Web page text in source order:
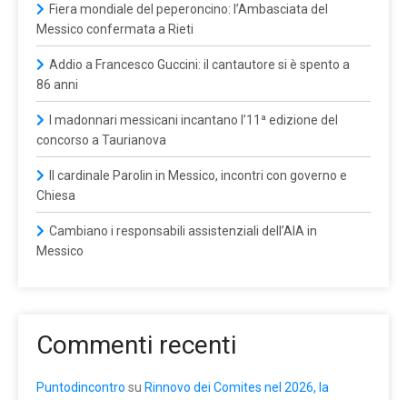
Fiera mondiale del peperoncino: l’Ambasciata del
Messico confermata a Rieti
Addio a Francesco Guccini: il cantautore si è spento a
86 anni
I madonnari messicani incantano l’11ª edizione del
concorso a Taurianova
Il cardinale Parolin in Messico, incontri con governo e
Chiesa
Cambiano i responsabili assistenziali dell’AIA in
Messico
Commenti recenti
Puntodincontro su Rinnovo dei Comites nel 2026, la